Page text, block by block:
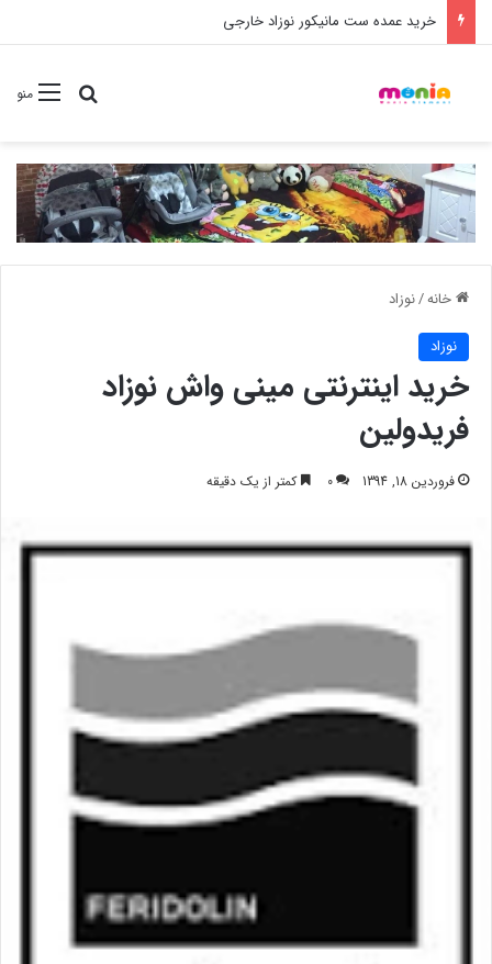
خرید عمده ست مانیکور نوزاد خارجی
منوجستجو
خانه/نوزاد
نوزاد
خرید اینترنتی مینی واش نوزاد
فریدولین
فروردین 18, 1394 0 کمتر از یک دقیقه